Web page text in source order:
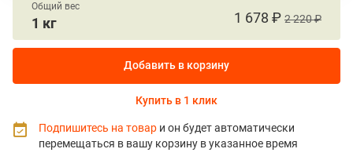
Общий вес
1 кг 1 678 ₽ 2 220 ₽
Добавить в корзину
Купить в 1 клик
Подпишитесь на товар и он будет автоматически
перемещаться в вашу корзину в указанное время